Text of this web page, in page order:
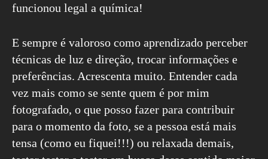
funcionou legal a química!
E sempre é valoroso como aprendizado perceber
técnicas de luz e direção, trocar informações e
preferências. Acrescenta muito. Entender cada
vez mais como se sente quem é por mim
fotografado, o que posso fazer para contribuir
para o momento da foto, se a pessoa está mais
tensa (como eu fiquei!!!) ou relaxada demais,